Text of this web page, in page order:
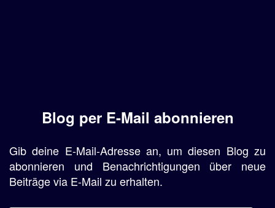
Blog per E-Mail abonnieren
Gib deine E-Mail-Adresse an, um diesen Blog zu
abonnieren und Benachrichtigungen über neue
Beiträge via E-Mail zu erhalten.